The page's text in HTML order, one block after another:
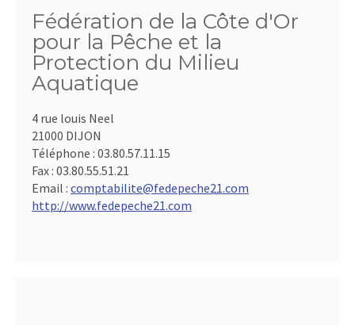
Fédération de la Côte d'Or
pour la Pêche et la
Protection du Milieu
Aquatique
4 rue louis Neel
21000 DIJON
Téléphone : 03.80.57.11.15
Fax : 03.80.55.51.21
Email : comptabilite@fedepeche21.com
http://www.fedepeche21.com